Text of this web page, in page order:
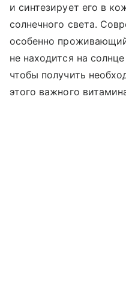
и синтезирует его в
солнечного света.
особенно
не находится на
чтобы получить
этого важного